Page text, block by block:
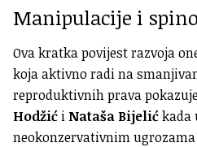
Manipulacije i
Ova kratka povijest razvoja
koja aktivno radi na
reproduktivnih prava
Hodžić i Nataša Bijelićkada
neokonzervativnim